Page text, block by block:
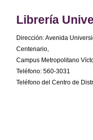
Librería
Dirección: Avenida
Centenario,
Campus Metropolitano
Teléfono: 560-3031
Teléfono del Centro de